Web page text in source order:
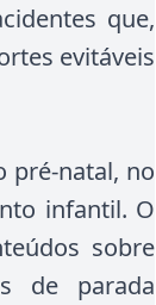
que,
evitáveis
pré-natal, no
infantil. O
sobre
de parada